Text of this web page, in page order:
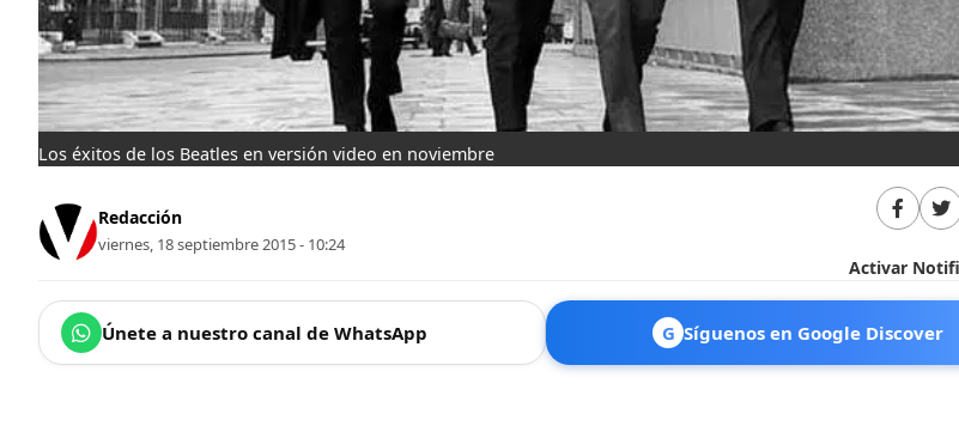
Los éxitos de los Beatles en versión video en noviembre
Redacción
viernes, 18 septiembre 2015 - 10:24
Activar
Únete a nuestro canal de WhatsApp G Síguenos en Google Discover